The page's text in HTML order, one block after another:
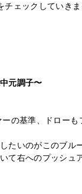
ェックしていきま
元調子〜
の基準、ドロー
たいのがこのブ
て右へのプッシ